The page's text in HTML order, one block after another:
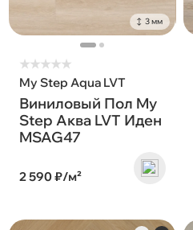
3 мм
★★★★★
My Step Aqua LVT
Виниловый Пол My
Step Аква LVT Иден
MSAG47
2 590 ₽/м²